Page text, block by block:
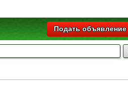
Подать объявление